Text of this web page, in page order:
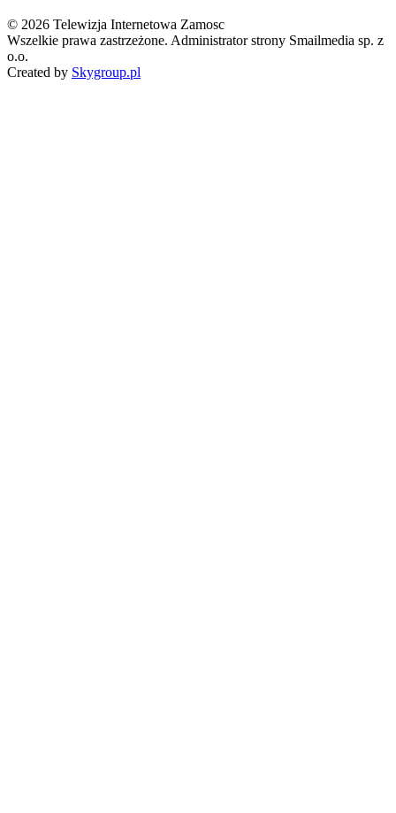
© 2026 Telewizja Internetowa Zamosc
Wszelkie prawa zastrzeżone. Administrator strony Smailmedia sp. z
o.o.
Created by Skygroup.pl